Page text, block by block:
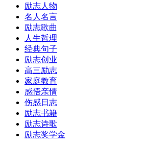
励志人物
名人名言
励志歌曲
人生哲理
经典句子
励志创业
高三励志
家庭教育
感悟亲情
伤感日志
励志书籍
励志诗歌
励志奖学金